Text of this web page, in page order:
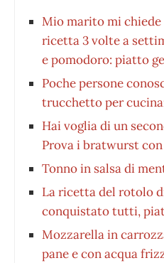
Mio marito mi
ricetta 3 volte a
e pomodoro: piatto
Poche persone
trucchetto per
Hai voglia di un
Prova i bratwurst
Tonno in salsa di
La ricetta del rotolo
conquistato tutti,
Mozzarella in
pane e con acqua